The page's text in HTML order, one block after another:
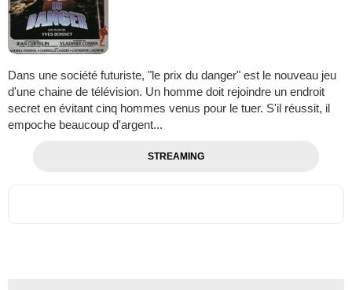
Dans une société futuriste, "le prix du danger" est le nouveau jeu
d'une chaine de télévision. Un homme doit rejoindre un endroit
secret en évitant cinq hommes venus pour le tuer. S'il réussit, il
empoche beaucoup d'argent...
STREAMING